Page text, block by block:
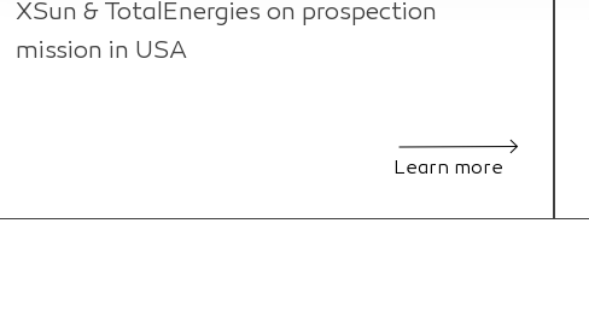
XSun & TotalEnergies on prospection
mission in USA
Learn more